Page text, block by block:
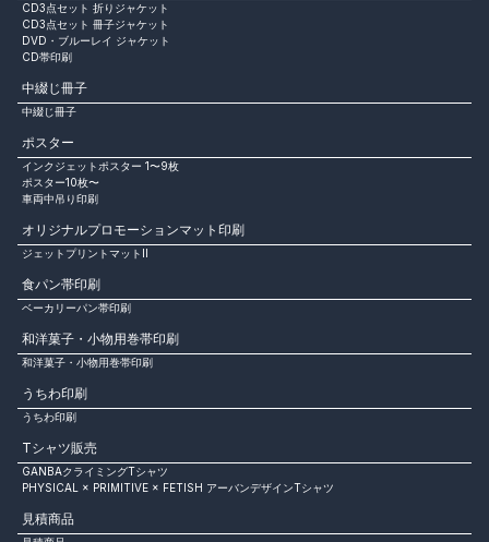
CD3点セット 折りジャケット
CD3点セット 冊子ジャケット
DVD・ブルーレイ ジャケット
CD帯印刷
中綴じ冊子
中綴じ冊子
ポスター
インクジェットポスター 1〜9枚
ポスター10枚〜
車両中吊り印刷
オリジナルプロモーションマット印刷
ジェットプリントマットⅡ
食パン帯印刷
ベーカリーパン帯印刷
和洋菓子・小物用巻帯印刷
和洋菓子・小物用巻帯印刷
うちわ印刷
うちわ印刷
Tシャツ販売
GANBAクライミングTシャツ
PHYSICAL × PRIMITIVE × FETISH アーバンデザインTシャツ
見積商品